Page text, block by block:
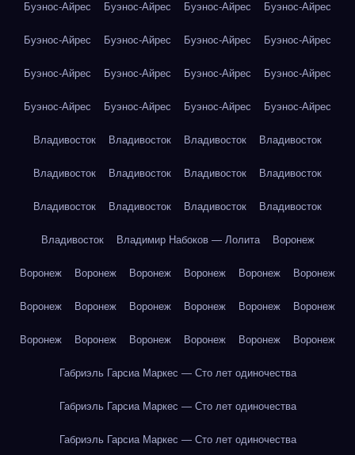
Буэнос-Айрес Буэнос-Айрес Буэнос-Айрес Буэнос-Айрес
Буэнос-Айрес Буэнос-Айрес Буэнос-Айрес Буэнос-Айрес
Буэнос-Айрес Буэнос-Айрес Буэнос-Айрес Буэнос-Айрес
Буэнос-Айрес Буэнос-Айрес Буэнос-Айрес Буэнос-Айрес
Владивосток Владивосток Владивосток Владивосток
Владивосток Владивосток Владивосток Владивосток
Владивосток Владивосток Владивосток Владивосток
Владивосток Владимир Набоков — Лолита Воронеж
Воронеж Воронеж Воронеж Воронеж Воронеж Воронеж
Воронеж Воронеж Воронеж Воронеж Воронеж Воронеж
Воронеж Воронеж Воронеж Воронеж Воронеж Воронеж
Габриэль Гарсиа Маркес — Сто лет одиночества
Габриэль Гарсиа Маркес — Сто лет одиночества
Габриэль Гарсиа Маркес — Сто лет одиночества